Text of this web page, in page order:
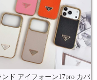
ンド アイフォーン17pro カバ